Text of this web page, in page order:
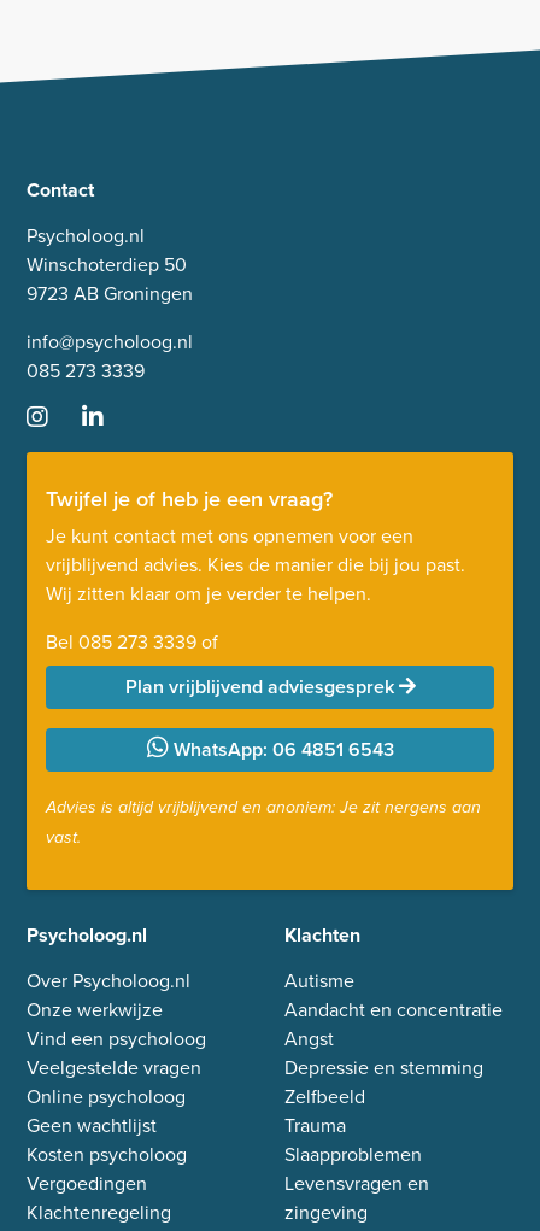
Contact
Psycholoog.nl
Winschoterdiep 50
9723 AB Groningen
info@psycholoog.nl
085 273 3339
Twijfel je of heb je een vraag?
Je kunt contact met ons opnemen voor een
vrijblijvend advies. Kies de manier die bij jou past.
Wij zitten klaar om je verder te helpen.
Bel 085 273 3339of
Plan vrijblijvend adviesgesprek
WhatsApp: 06 4851 6543
Advies is altijd vrijblijvend en anoniem: Je zit nergens aan
vast.
Psycholoog.nl
Over Psycholoog.nl
Onze werkwijze
Vind een psycholoog
Veelgestelde vragen
Online psycholoog
Geen wachtlijst
Kosten psycholoog
Vergoedingen
Klachtenregeling
Klachten
Autisme
Aandacht en concentratie
Angst
Depressie en stemming
Zelfbeeld
Trauma
Slaapproblemen
Levensvragen en
zingeving